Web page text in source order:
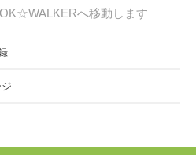
へ移動します